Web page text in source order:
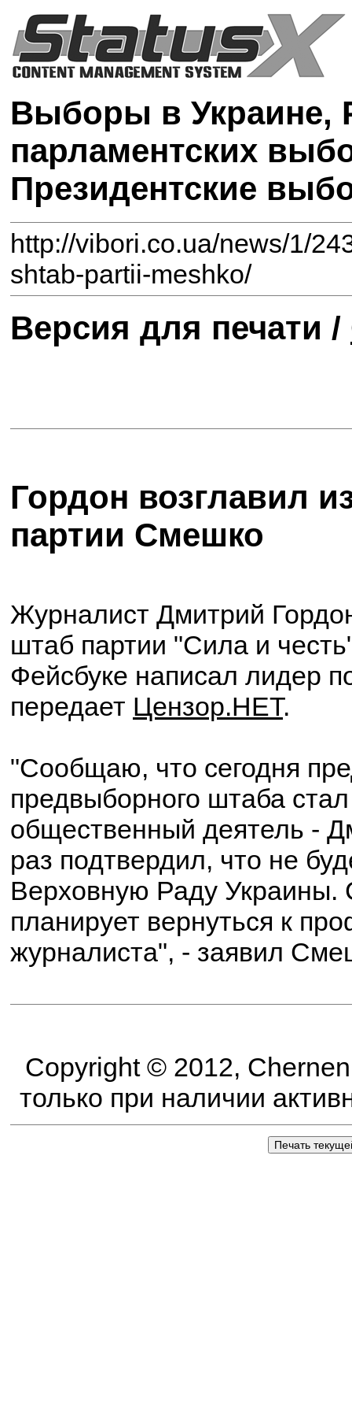
Выборы в Украине,
парламентских
Президентские
http://vibori.co.ua/news/1/
shtab-partii-meshko/
Версия для печати /
Гордон возглавил
партии Смешко
Журналист Дмитрий
штаб партии "Сила и
Фейсбуке написал лидер
передает Цензор.НЕТ.
"Сообщаю, что сегодня
предвыборного штаба
общественный деятель -
раз подтвердил, что не
Верховную Раду Украины.
планирует вернуться к
журналиста", - заявил
Copyright © 2012,
только при наличии